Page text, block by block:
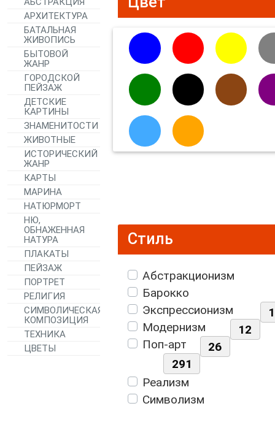
АРХИТЕКТУРА
БАТАЛЬНАЯ
ЖИВОПИСЬ
БЫТОВОЙ
ЖАНР
ГОРОДСКОЙ
ПЕЙЗАЖ
ДЕТСКИЕ
КАРТИНЫ
ЗНАМЕНИТОСТИ
ЖИВОТНЫЕ
ИСТОРИЧЕСКИЙ
ЖАНР
КАРТЫ
МАРИНА
НАТЮРМОРТ
НЮ,
ОБНАЖЕННАЯ
НАТУРА
ПЛАКАТЫ
ПЕЙЗАЖ
ПОРТРЕТ
РЕЛИГИЯ
СИМВОЛИЧЕСКАЯ
КОМПОЗИЦИЯ
ТЕХНИКА
ЦВЕТЫ
Стиль
Абстракционизм
Барокко
Экспрессионизм
12
Модернизм
26
Поп-арт
291
Реализм
Символизм